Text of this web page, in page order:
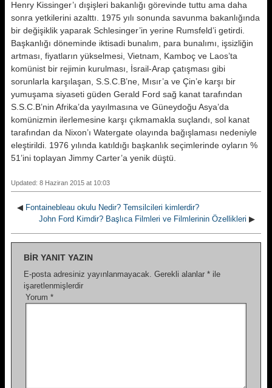
Henry Kissinger’ı dışişleri bakanlığı görevinde tuttu ama daha
sonra yetkilerini azalttı. 1975 yılı sonunda savunma bakanlığında
bir değişiklik yaparak Schlesinger’in yerine Rumsfeld’i getirdi.
Başkanlığı döneminde iktisadi bunalım, para bunalımı, işsizliğin
artması, fiyatların yükselmesi, Vietnam, Kamboç ve Laos’ta
komünist bir rejimin kurulması, İsrail-Arap çatışması gibi
sorunlarla karşılaşan, S.S.C.B’ne, Mısır’a ve Çin’e karşı bir
yumuşama siyaseti güden Gerald Ford sağ kanat tarafından
S.S.C.B’nin Afrika’da yayılmasına ve Güneydoğu Asya’da
komünizmin ilerlemesine karşı çıkmamakla suçlandı, sol kanat
tarafından da Nixon’ı Watergate olayında bağışlaması nedeniyle
eleştirildi. 1976 yılında katıldığı başkanlık seçimlerinde oyların %
51’ini toplayan Jimmy Carter’a yenik düştü.
Updated: 8 Haziran 2015 at 10:03
◀ Fontainebleau okulu Nedir? Temsilcileri kimlerdir?
John Ford Kimdir? Başlıca Filmleri ve Filmlerinin Özellikleri ▶
BIR YANIT YAZIN
E-posta adresiniz yayınlanmayacak. Gerekli alanlar * ile
işaretlenmişlerdir
Yorum *